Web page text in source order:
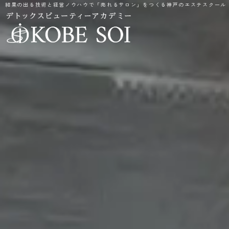
結果の出る技術と経営ノウハウで「売れるサロン」をつくる神戸のエステスクール